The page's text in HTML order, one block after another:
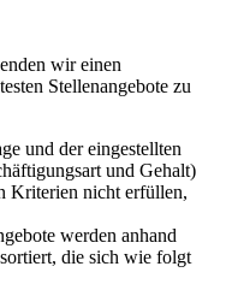
wir einen
Stellenangebote zu
und der eingestellten
und Gehalt)
Kriterien nicht erfüllen,
werden anhand
die sich wie folgt